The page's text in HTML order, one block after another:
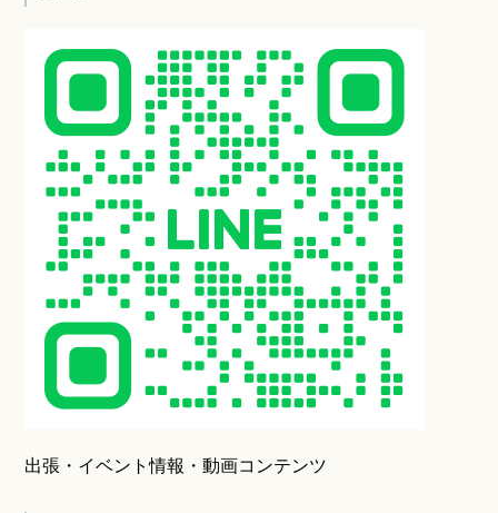
出張・イベント情報・動画コンテンツ